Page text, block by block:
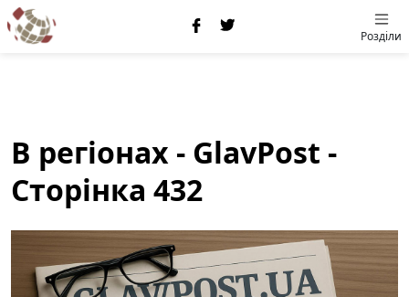
Розділи
В регіонах - GlavPost -
Сторінка 432